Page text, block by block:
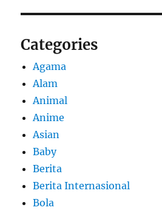
Categories
Agama
Alam
Animal
Anime
Asian
Baby
Berita
Berita Internasional
Bola